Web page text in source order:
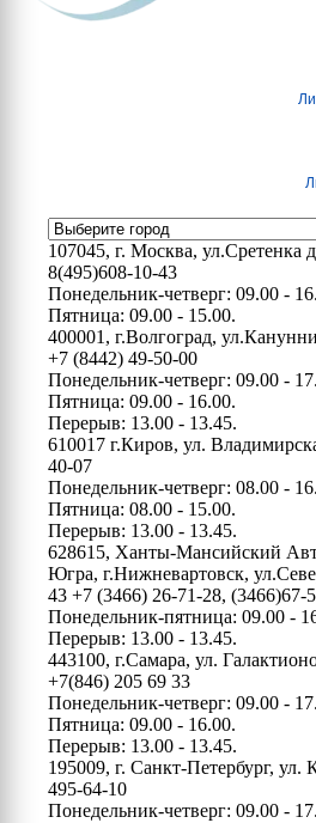
107045, г. Москва, ул.Сретенка
8(495)608-10-43
Понедельник-четверг: 09.00 -
Пятница: 09.00 - 15.00.
400001, г.Волгоград,
+7 (8442) 49-50-00
Понедельник-четверг: 09.00 -
Пятница: 09.00 - 16.00.
Перерыв: 13.00 - 13.45.
610017 г.Киров, ул.
40-07
Понедельник-четверг: 08.00 -
Пятница: 08.00 - 15.00.
Перерыв: 13.00 - 13.45.
628615, Ханты-Мансийский
Югра, г.Нижневартовск,
43 +7 (3466) 26-71-28, (3466)67-
Понедельник-пятница: 09.00 -
Перерыв: 13.00 - 13.45.
443100, г.Самара, ул.
+7(846) 205 69 33
Понедельник-четверг: 09.00 -
Пятница: 09.00 - 16.00.
Перерыв: 13.00 - 13.45.
195009, г. Санкт-Петербург, ул.
495-64-10
Понедельник-четверг: 09.00 -